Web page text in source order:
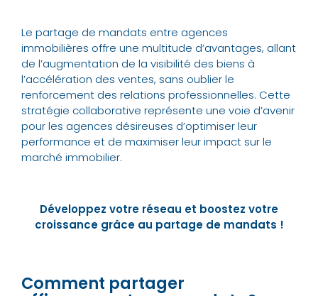
Le partage de mandats entre agences
immobilières offre une multitude d’avantages, allant
de l’augmentation de la visibilité des biens à
l’accélération des ventes, sans oublier le
renforcement des relations professionnelles. Cette
stratégie collaborative représente une voie d’avenir
pour les agences désireuses d’optimiser leur
performance et de maximiser leur impact sur le
marché immobilier.
Développez votre réseau et boostez votre
croissance grâce au partage de mandats !
Comment partager